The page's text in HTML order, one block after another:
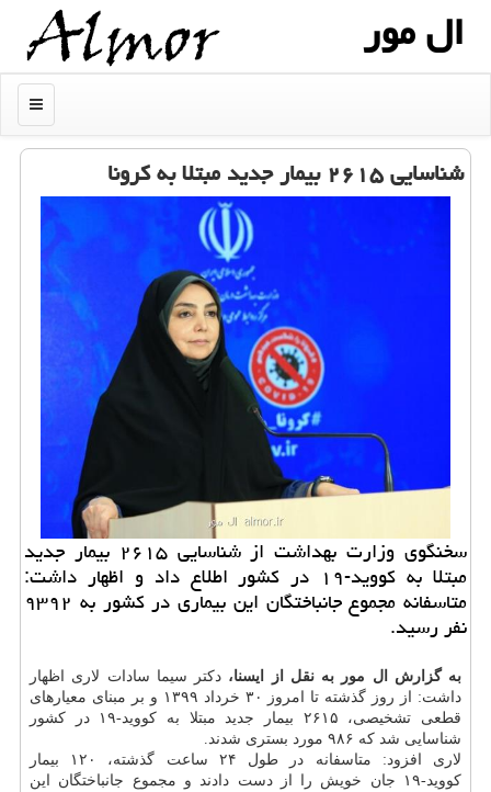
ال مور
منو
شناسایی ۲۶۱۵ بیمار جدید مبتلا به كرونا
سخنگوی وزارت بهداشت از شناسایی ۲۶۱۵ بیمار جدید
مبتلا به كووید-۱۹ در كشور اطلاع داد و اظهار داشت:
متاسفانه مجموع جانباختگان این بیماری در كشور به ۹۳۹۲
نفر رسید.
به گزارش ال مور به نقل از ایسنا، دکتر سیما سادات لاری اظهار
داشت: از روز گذشته تا امروز ۳۰ خرداد ۱۳۹۹ و بر مبنای معیارهای
قطعی تشخیصی، ۲۶۱۵ بیمار جدید مبتلا به کووید-۱۹ در کشور
شناسایی شد که ۹۸۶ مورد بستری شدند.
لاری افزود: متاسفانه در طول ۲۴ ساعت گذشته، ۱۲۰ بیمار
کووید-۱۹ جان خویش را از دست دادند و مجموع جانباختگان این